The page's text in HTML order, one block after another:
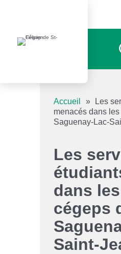
Augmenter le
Diminuer le texte
Niveau de gris
Contraste élevé
Liens soulignés
Accueil »
Les
menacés dans
Saguenay-Lac-
Les
dans
cégeps
Saint-